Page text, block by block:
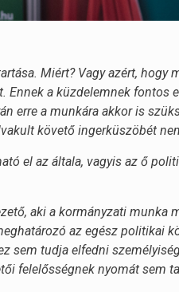
Miért? Vagy azért, hogy
a küzdelemnek fontos
erre a munkára akkor is
követő ingerküszöbét
el az általa, vagyis az ő
aki a kormányzati munka
az egész politikai
sem tudja elfedni
felelősségnek nyomát sem